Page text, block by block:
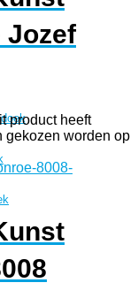
Jozef
product heeft
gekozen worden op